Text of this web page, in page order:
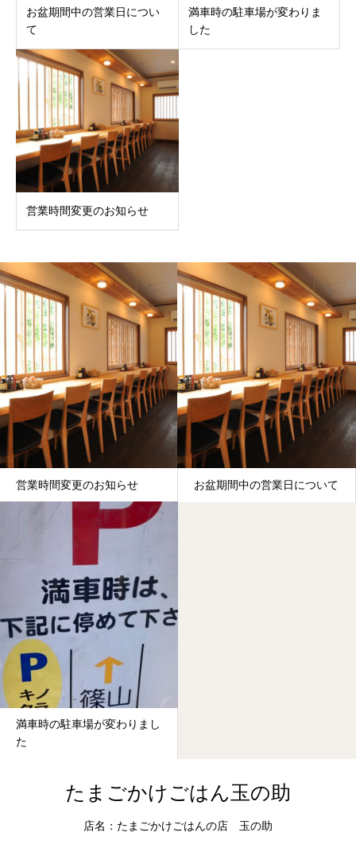
お盆期間中の営業日につい
て
満車時の駐車場が変わりま
した
営業時間変更のお知らせ
営業時間変更のお知らせ お盆期間中の営業日について
満車時の駐車場が変わりまし
た
たまごかけごはん玉の助
店名：たまごかけごはんの店 玉の助